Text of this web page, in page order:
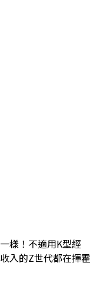
樣！不適用K型經
入的Z世代都在揮霍